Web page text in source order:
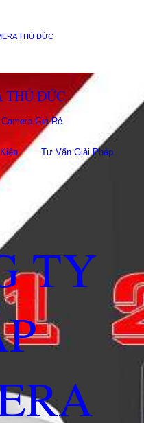
THỦ ĐỨC
THỦ ĐỨC
Giá Rẻ
Tư Vấn Giải Pháp
TY